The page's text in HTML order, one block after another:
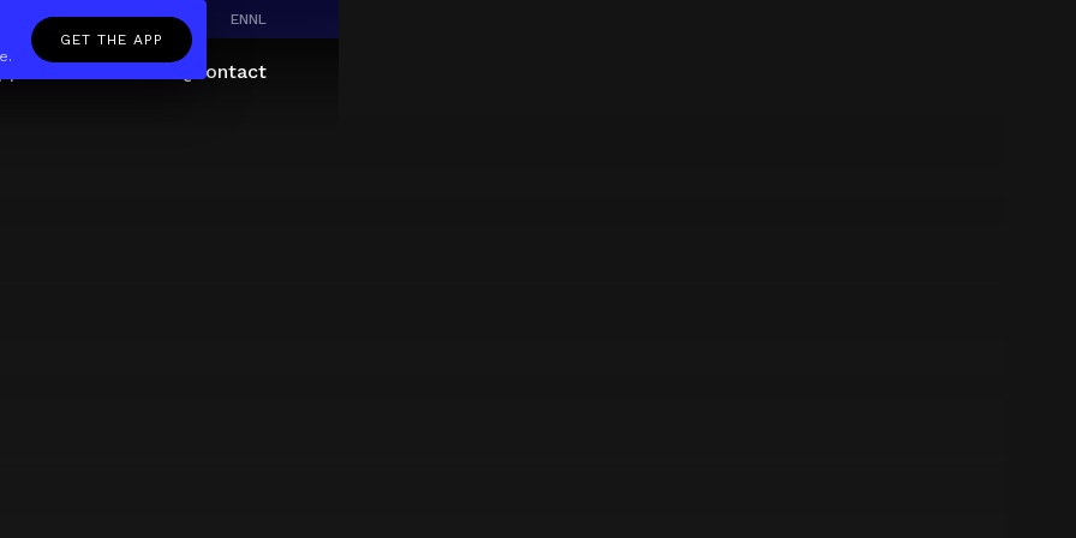
ENNL
Contact
GET THE APP